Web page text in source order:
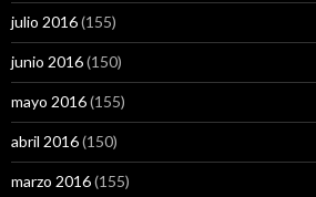
julio 2016(155)
junio 2016(150)
mayo 2016(155)
abril 2016(150)
marzo 2016(155)